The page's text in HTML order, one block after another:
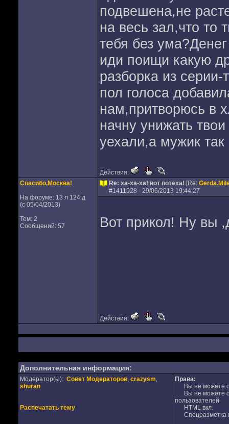
подвешена,не
на весь зал,что то
тебя без
иди поищи какую
разборка из
пол голоса
нам,притворюсь в
начну унижать
уехали,а мужик
Действия:
Спасибо,Москва!
На форуме: 13 л 124 д
(с 05/04/2013)
Тем: 2
Сообщений: 57
Re: ха-ха-ха! вот потеха! [Re:
#1411928 - 29/06/2013 19:44:27
Вот прикол! Ну вы
Действия:
Дополнительная информация:
Модератор(ы): Совет Модераторов, crazysm,
shuran
Распечатать тему
Права:
Вы не можете
Вы не можете
пользователей
HTML вкл.
Спецразметка